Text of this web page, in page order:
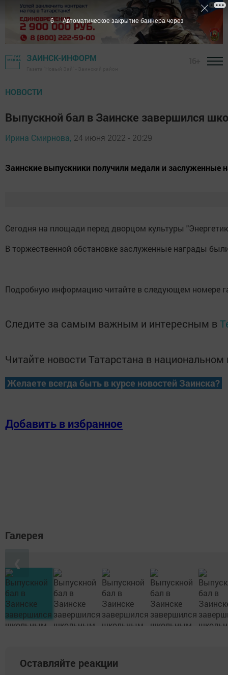
ЗАИНСК-ИНФОРМ
НОВОСТИ
Выпускной бал в Заинске завершился
Ирина Смирнова, 24 июня 2022 - 20:29
Заинские выпускники получили медали и заслуженные
Сегодня на площади перед дворцом культуры
В торжественной обстановке заслуженные награды
Подробную информацию читайте в следующем номере
Следите за самым важным и интересным в
Читайте новости Татарстана в
Желаете всегда быть в курсе новостей Заинска?
Добавить в избранное
Галерея
Оставляйте реакции
5 Автоматическое закрытие баннера через